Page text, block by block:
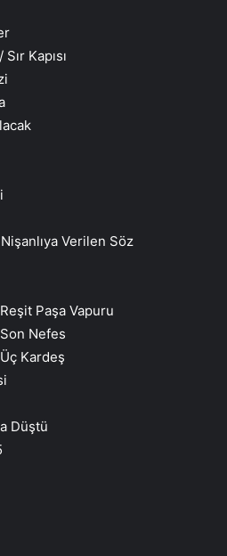
Kapısı
Verilen Söz
Paşa Vapuru
Nefes
Kardeş
Düştü